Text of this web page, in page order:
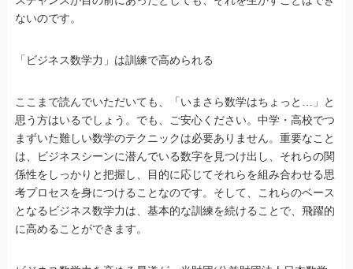
ないのです。
「ビジネス数学力」は訓練で高められる
ここまで読んでいただいても、「いまさら数学はちょっと…」と
思う方はいるでしょう。でも、ご安心ください。中学・高校でつ
まずいた難しい数学のテクニックは必要ありません。重要なこと
は、ビジネスシーンに潜んでいる数字を見つけ出し、それらの関
係性をしっかりと把握し、目的に応じてそれらを組み合わせる思
考プロセスを身につけることなのです。そして、これらのベース
となるビジネス数学力は、基本的な訓練を続けることで、飛躍的
に高めることができます。